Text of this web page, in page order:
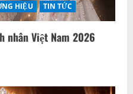
HIỆU TIN TỨC
nhân Việt Nam 2026